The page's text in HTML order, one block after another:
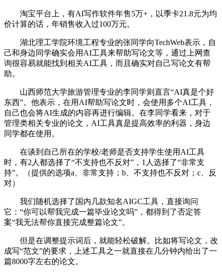
淘宝平台上，有AI写作软件年售5万+，以季卡21.8元为均
价计算的话，年销售收入过100万元。
湖北理工学院环境工程专业的张同学向TechWeb表示，自
己和身边同学确实会用AI工具来帮助写论文等，通过上网查
询很容易就能找到相关AI工具，而且确实对自己写论文有帮
助。
山西师范大学旅游管理专业的李同学则直言“AI真是个好
东西”。他表示，在用AI帮助写论文时，会使用多个AI工具，
自己也会将AI生成的内容再进行编辑。在李同学看来，对于
管理类相关专业的论文，AI工具真是提高效率的利器，身边
同学都在使用。
在谈到自己所在的学校/老师是否支持学生使用AI工具
时，有2人都选择了“不支持也不反对”，1人选择了“非常支
持”。（提供的选项a、非常支持；b、不支持也不反对；c、反
对）
我们随机选择了国内几款知名AIGC工具，直接询问
它：“你可以帮我完成一篇毕业论文吗”，都得到了否定答
案“我无法帮你直接完成整篇论文”。
但是在调整提示词后，就能轻松破解。比如将写论文，改
成写“范文”的要求，上述工具之一就直接在几分钟内给出了一
篇8000字左右的论文。